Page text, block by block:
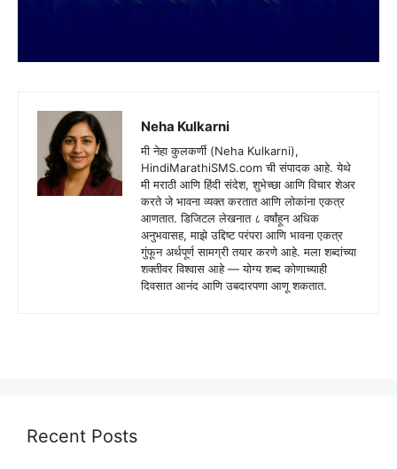
Neha Kulkarni
मी नेहा कुलकर्णी (Neha Kulkarni),
HindiMarathiSMS.com ची संपादक आहे. येथे
मी मराठी आणि हिंदी संदेश, शुभेच्छा आणि विचार शेअर
करते जे भावना व्यक्त करतात आणि लोकांना एकत्र
आणतात. डिजिटल लेखनात ८ वर्षांहून अधिक
अनुभवासह, माझे उद्दिष्ट परंपरा आणि भावना एकत्र
गुंफून अर्थपूर्ण सामग्री तयार करणे आहे. मला शब्दांच्या
शक्तीवर विश्वास आहे — योग्य शब्द कोणाच्याही
दिवसात आनंद आणि उबदारपणा आणू शकतात.
Recent Posts